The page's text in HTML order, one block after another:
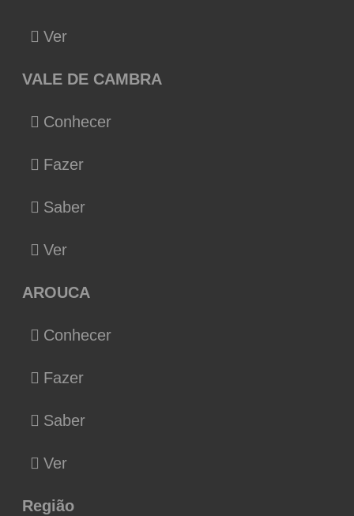
Ver
VALE DE CAMBRA
Conhecer
Fazer
Saber
Ver
AROUCA
Conhecer
Fazer
Saber
Ver
Região